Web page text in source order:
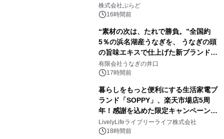
きで Villa Mon Temps AWAJIの連泊
素泊りプラン
株式会社ぷらど
16時間前
“素材の次は、たれで勝負。”全国約
5％の浜名湖産うなぎを、 うなぎの頭
の旨味エキスで仕上げた新ブランド
「井口の誉」誕生
有限会社うなぎの井口
17時間前
暮らしをもっと便利にする生活家電ブ
ランド「SOPPY」、楽天市場店5周
年！感謝を込めた限定キャンペーンを
8月10日より開催
LivelyLifeライブリーライフ株式会社
18時間前